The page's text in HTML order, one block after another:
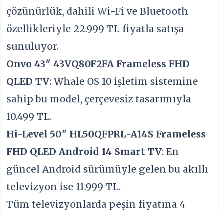
çözünürlük, dahili Wi-Fi ve Bluetooth
özellikleriyle 22.999 TL fiyatla satışa
sunuluyor.
Onvo 43″ 43VQ80F2FA Frameless FHD
QLED TV: Whale OS 10 işletim sistemine
sahip bu model, çerçevesiz tasarımıyla
10.499 TL.
Hi-Level 50″ HL50QFPRL-A14S Frameless
FHD QLED Android 14 Smart TV: En
güncel Android sürümüyle gelen bu akıllı
televizyon ise 11.999 TL.
Tüm televizyonlarda peşin fiyatına 4